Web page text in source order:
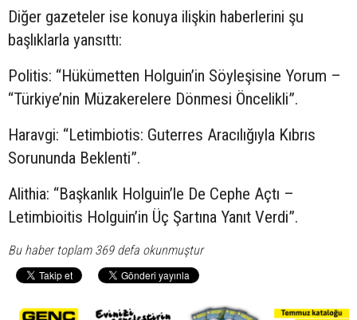
Diğer gazeteler ise konuya ilişkin haberlerini şu
başlıklarla yansıttı:
Politis: “Hükümetten Holguin’in Söyleşisine Yorum –
“Türkiye’nin Müzakerelere Dönmesi Öncelikli”.
Haravgi: “Letimbiotis: Guterres Aracılığıyla Kıbrıs
Sorununda Beklenti”.
Alithia: “Başkanlık Holguin’le De Cephe Açtı –
Letimbioitis Holguin’in Üç Şartına Yanıt Verdi”.
Bu haber toplam 369 defa okunmuştur